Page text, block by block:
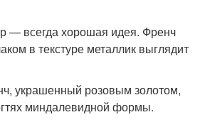
— всегда хорошая идея. Френч
в текстуре металлик выглядит
украшенный розовым золотом,
миндалевидной формы.